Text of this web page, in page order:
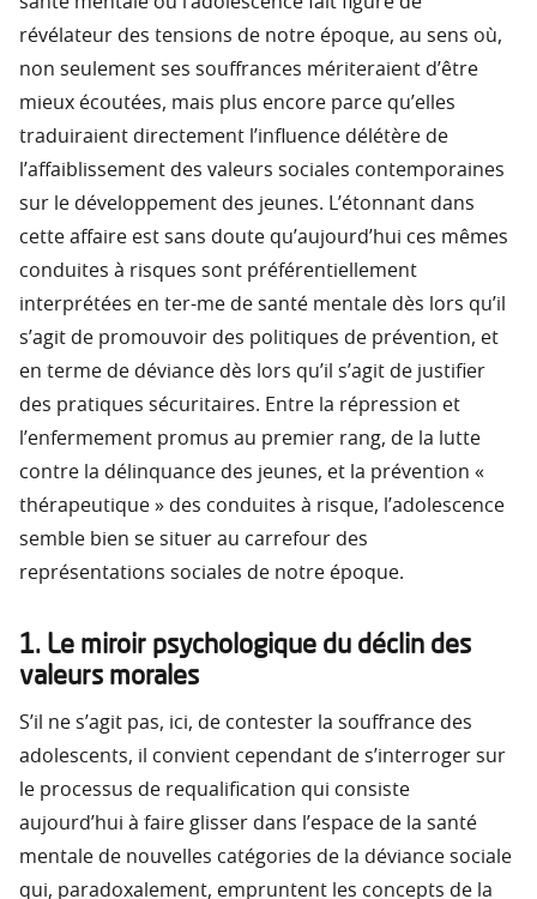
révélateur des tensions de notre époque, au sens où,
non seulement ses souffrances mériteraient d’être
mieux écoutées, mais plus encore parce qu’elles
traduiraient directement l’influence délétère de
l’affaiblissement des valeurs sociales contemporaines
sur le développement des jeunes. L’étonnant dans
cette affaire est sans doute qu’aujourd’hui ces mêmes
conduites à risques sont préférentiellement
interprétées en ter-me de santé mentale dès lors qu’il
s’agit de promouvoir des politiques de prévention, et
en terme de déviance dès lors qu’il s’agit de justifier
des pratiques sécuritaires. Entre la répression et
l’enfermement promus au premier rang, de la lutte
contre la délinquance des jeunes, et la prévention «
thérapeutique » des conduites à risque, l’adolescence
semble bien se situer au carrefour des
représentations sociales de notre époque.
1. Le miroir psychologique du déclin des
valeurs morales
S’il ne s’agit pas, ici, de contester la souffrance des
adolescents, il convient cependant de s’interroger sur
le processus de requalification qui consiste
aujourd’hui à faire glisser dans l’espace de la santé
mentale de nouvelles catégories de la déviance sociale
qui, paradoxalement, empruntent les concepts de la